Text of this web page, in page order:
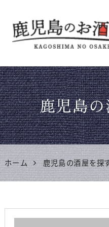
鹿児島のお
鹿児島県酒
会 公
鹿児島
ホーム 鹿児島の酒屋を探